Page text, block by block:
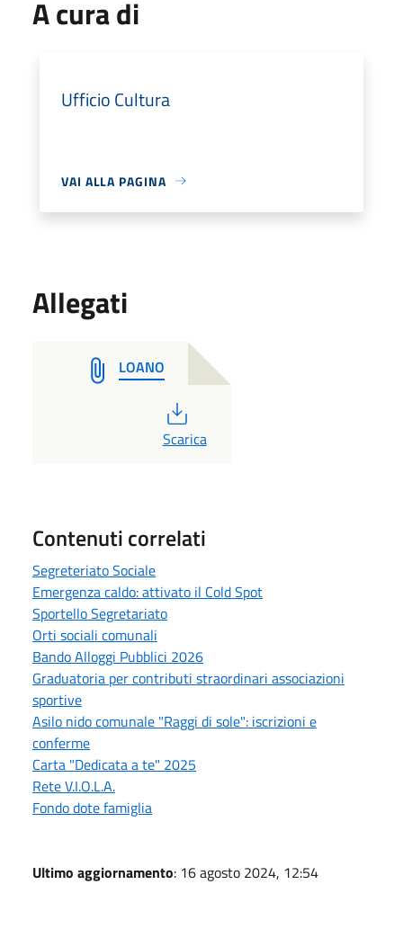
A cura di
Ufficio Cultura
VAI ALLA PAGINA
Allegati
LOANO
PDF
Scarica
Contenuti correlati
Segreteriato Sociale
Emergenza caldo: attivato il Cold Spot
Sportello Segretariato
Orti sociali comunali
Bando Alloggi Pubblici 2026
Graduatoria per contributi straordinari associazioni
sportive
Asilo nido comunale "Raggi di sole": iscrizioni e
conferme
Carta "Dedicata a te" 2025
Rete V.I.O.L.A.
Fondo dote famiglia
Ultimo aggiornamento: 16 agosto 2024, 12:54